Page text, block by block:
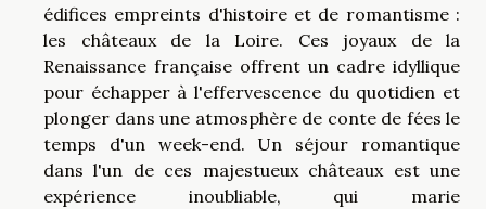
édifices empreints d'histoire et de romantisme :
les châteaux de la Loire. Ces joyaux de la
Renaissance française offrent un cadre idyllique
pour échapper à l'effervescence du quotidien et
plonger dans une atmosphère de conte de fées le
temps d'un week-end. Un séjour romantique
dans l'un de ces majestueux châteaux est une
expérience inoubliable, qui marie